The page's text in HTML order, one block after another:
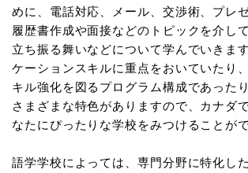
めに、電話対応、メール、交渉術、プレ
履歴書作成や面接などのトピックを介し
立ち振る舞いなどについて学んでいきま
ケーションスキルに重点をおいていたり
キル強化を図るプログラム構成であった
さまざまな特色がありますので、カナダ
なたにぴったりな学校をみつけることが
語学学校によっては、専門分野に特化し